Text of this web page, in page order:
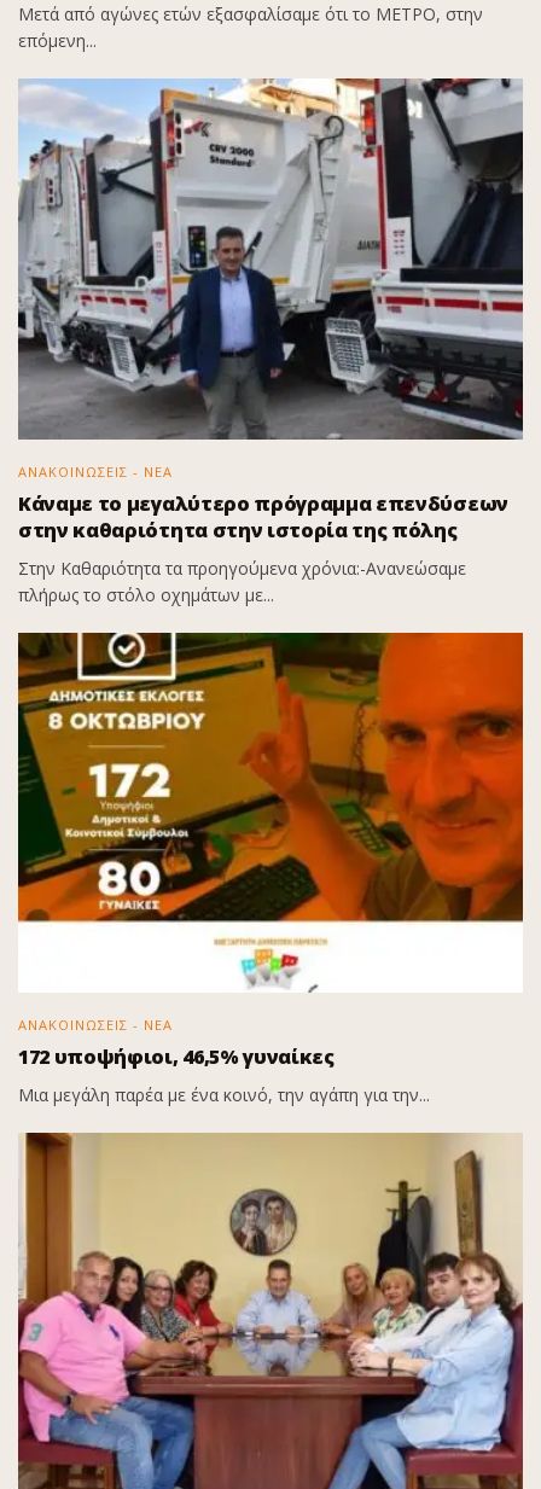
Μετά από αγώνες ετών εξασφαλίσαμε ότι το ΜΕΤΡΟ, στην
επόμενη...
ΑΝΑΚΟΙΝΩΣΕΙΣ - ΝΕΑ
Κάναμε το μεγαλύτερο πρόγραμμα επενδύσεων
στην καθαριότητα στην ιστορία της πόλης
Στην Καθαριότητα τα προηγούμενα χρόνια:-Ανανεώσαμε
πλήρως το στόλο οχημάτων με...
ΑΝΑΚΟΙΝΩΣΕΙΣ - ΝΕΑ
172 υποψήφιοι, 46,5% γυναίκες
Μια μεγάλη παρέα με ένα κοινό, την αγάπη για την...